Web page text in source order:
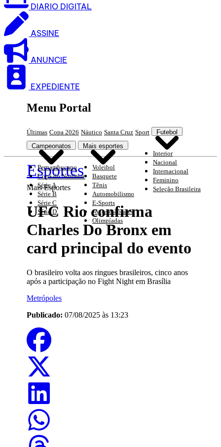
DIARIO DIGITAL
ASSINE
ANUNCIE
EXPEDIENTE
Menu Portal
Últimas Copa 2026 Náutico Santa Cruz Sport Futebol
Interior
Nacional
Internacional
Feminino
Seleção Brasileira
Campeonatos
Pernambucano
Copa do Nordeste
Série A
Série B
Série C
Série D
Mais esportes
Voleibol
Basquete
Tênis
Automobilismo
E-Sports
Jogos escolares
Olimpíadas
Esportes
Mais Esportes
UFC Rio confirma
Charles Do Bronx em
card principal do evento
O brasileiro volta aos ringues brasileiros, cinco anos
após a participação no Fight Night em Brasília
Metrópoles
Publicado: 07/08/2025 às 13:23